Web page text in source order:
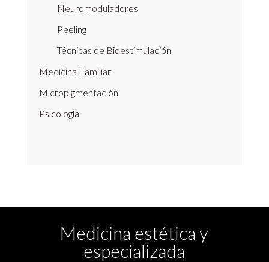
Neuromoduladores
Peeling
Técnicas de Bioestimulación
Medicina Familiar
Micropigmentación
Psicología
Medicina estética y
especializada